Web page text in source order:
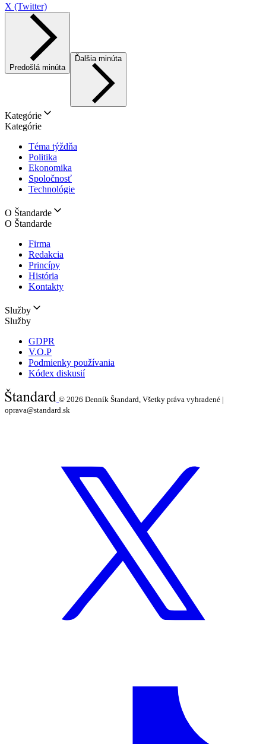
X (Twitter)
Predošlá minúta
Ďalšia minúta
Kategórie
Kategórie
Téma týždňa
Politika
Ekonomika
Spoločnosť
Technológie
O Štandarde
O Štandarde
Firma
Redakcia
Princípy
História
Kontakty
Služby
Služby
GDPR
V.O.P
Podmienky používania
Kódex diskusií
© 2026 Denník Štandard, Všetky práva vyhradené |
oprava@standard.sk